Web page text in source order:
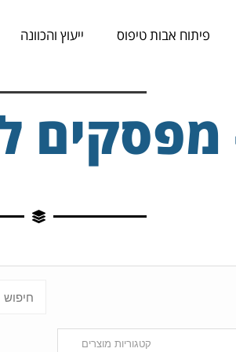
פיתוח אבות טיפוס ייעוץ והכוונה
מפסקים